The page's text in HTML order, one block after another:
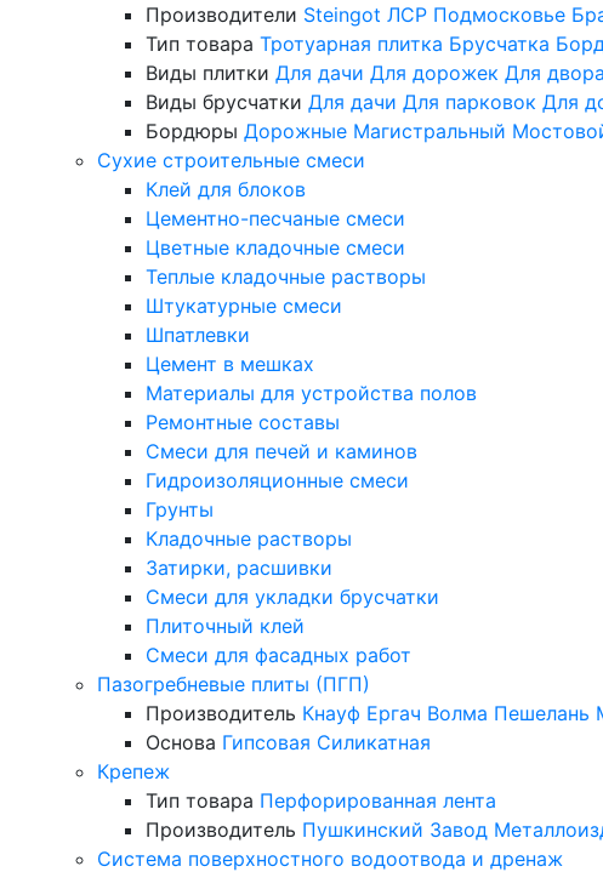
Производители Steingot ЛСР Подмосковье
Тип товара Тротуарная плитка Брусчатка
Виды плитки Для дачи Для дорожек Для двора
Виды брусчатки Для дачи Для парковок Для
Бордюры Дорожные Магистральный
Сухие строительные смеси
Клей для блоков
Цементно-песчаные смеси
Цветные кладочные смеси
Теплые кладочные растворы
Штукатурные смеси
Шпатлевки
Цемент в мешках
Материалы для устройства полов
Ремонтные составы
Смеси для печей и каминов
Гидроизоляционные смеси
Грунты
Кладочные растворы
Затирки, расшивки
Смеси для укладки брусчатки
Плиточный клей
Смеси для фасадных работ
Пазогребневые плиты (ПГП)
Производитель Кнауф Ергач Волма Пешелань
Основа Гипсовая Силикатная
Крепеж
Тип товара Перфорированная лента
Производитель Пушкинский Завод
Система поверхностного водоотвода и дренаж